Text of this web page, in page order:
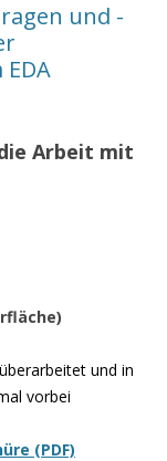
und -
Arbeit mit
und in
vorbei
(PDF)